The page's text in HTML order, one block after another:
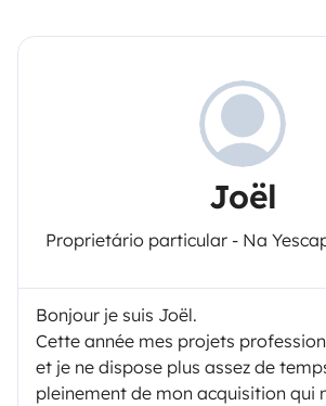
Joël
Proprietário particular - Na
Bonjour je suis Joël.
Cette année mes projets
et je ne dispose plus assez de
pleinement de mon acquisition qui